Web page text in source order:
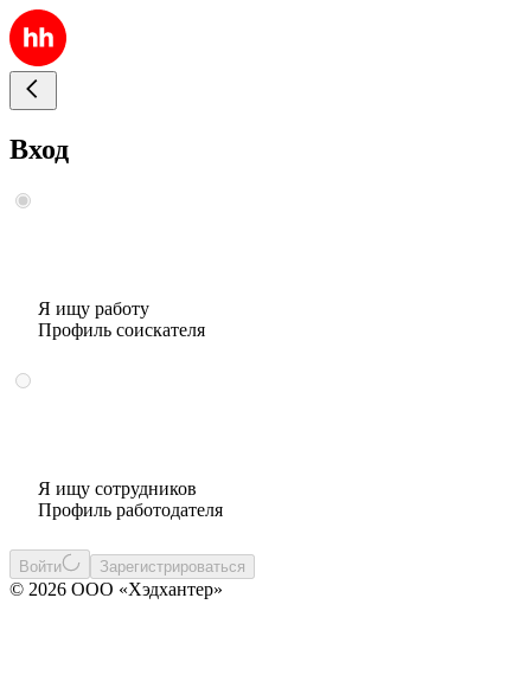
Вход
Я ищу работу
Профиль соискателя
Я ищу сотрудников
Профиль работодателя
Войти Зарегистрироваться
© 2026 ООО «Хэдхантер»